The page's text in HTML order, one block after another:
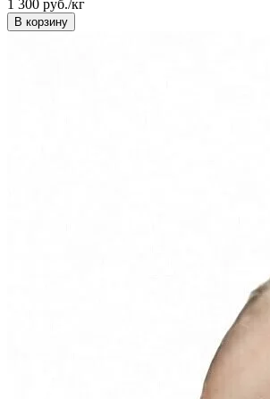
1 300 руб./кг